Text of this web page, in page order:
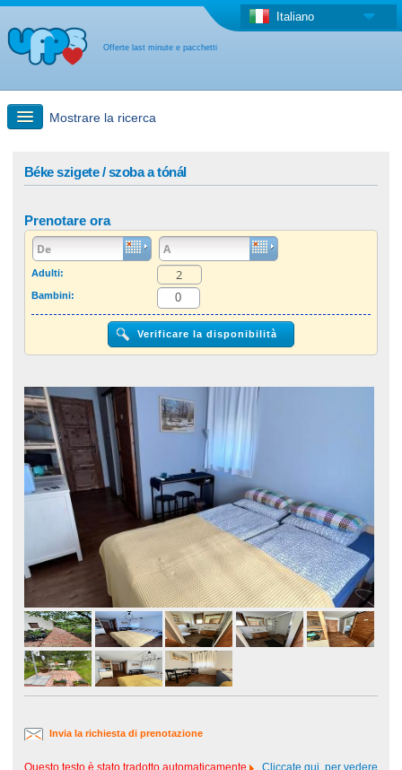
Offerte last minute e pacchetti
Italiano
Mostrare la ricerca
Offerta last minute + Offerta forfettaria
Altro paese
Béke szigete / szoba a tónál
Prenotare ora
Adulti:
Bambini:
Invia la richiesta di prenotazione
Questo testo è stato tradotto automaticamente
Cliccate qui, per vedere